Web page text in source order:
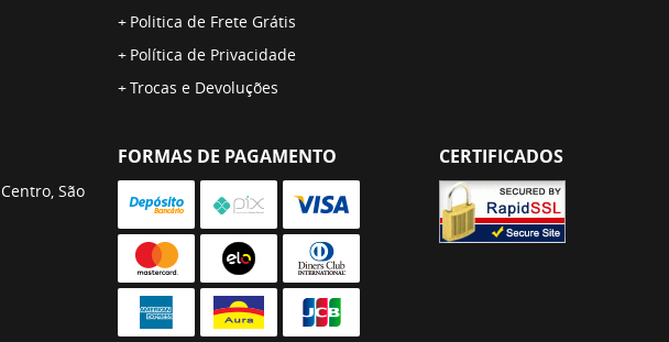
Politica de Frete Grátis
Política de Privacidade
Trocas e Devoluções
Centro, São
FORMAS DE PAGAMENTO CERTIFICADOS